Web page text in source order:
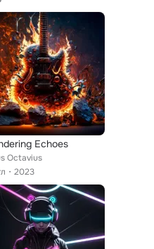
Echoes
Octavius
2023